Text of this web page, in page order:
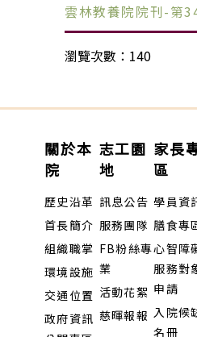
雲林教養院院刊-第
瀏覽次數：140
關於本
院
歷史沿革
首長簡介
組織職掌
環境設施
交通位置
政府資訊
志工園
地
訊息公告
服務團隊
FB粉絲專
業
活動花絮
慈暉報報
家長
區
學員資
膳食專
心智障
服務對
申請
入院候
名冊